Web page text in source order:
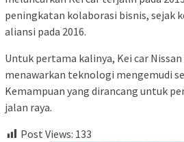
peningkatan kolaborasi bisnis, sejak
aliansi pada 2016.
Untuk pertama kalinya, Kei car
menawarkan teknologi mengemudi
Kemampuan yang dirancang untuk
jalan raya.
Post Views: 133